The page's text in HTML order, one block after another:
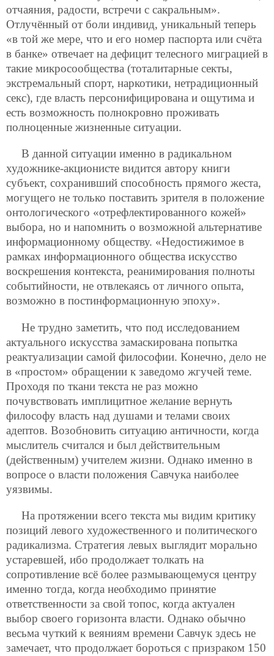
отчаяния, радости, встречи с сакральным».
Отлучённый от боли индивид, уникальный теперь
«в той же мере, что и его номер паспорта или счёта
в банке» отвечает на дефицит телесного миграцией в
такие микросообщества (тоталитарные секты,
экстремальный спорт, наркотики, нетрадиционный
секс), где власть персонифицирована и ощутима и
есть возможность полнокровно проживать
полноценные жизненные ситуации.
В данной ситуации именно в радикальном
художнике-акционисте видится автору книги
субъект, сохранивший способность прямого жеста,
могущего не только поставить зрителя в положение
онтологического «отрефлектированного кожей»
выбора, но и напомнить о возможной альтернативе
информационному обществу. «Недостижимое в
рамках информационного общества искусство
воскрешения контекста, реанимирования полноты
событийности, не отвлекаясь от личного опыта,
возможно в постинформационную эпоху».
Не трудно заметить, что под исследованием
актуального искусства замаскирована попытка
реактуализации самой философии. Конечно, дело не
в «простом» обращении к заведомо жгучей теме.
Проходя по ткани текста не раз можно
почувствовать имплицитное желание вернуть
философу власть над душами и телами своих
адептов. Возобновить ситуацию античности, когда
мыслитель считался и был действительным
(действенным) учителем жизни. Однако именно в
вопросе о власти положения Савчука наиболее
уязвимы.
На протяжении всего текста мы видим критику
позиций левого художественного и политического
радикализма. Стратегия левых выглядит морально
устаревшей, ибо продолжает толкать на
сопротивление всё более размывающемуся центру
именно тогда, когда необходимо принятие
ответственности за свой топос, когда актуален
выбор своего горизонта власти. Однако обычно
весьма чуткий к веяниям времени Савчук здесь не
замечает, что продолжает бороться с призраком 150